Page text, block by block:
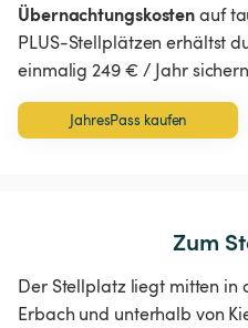
Übernachtungskostenauf
PLUS-Stellplätzen erhältst
einmalig 249 € / Jahr
JahresPass kaufen
Zum
Der Stellplatz liegt mitten in
Erbach und unterhalb von